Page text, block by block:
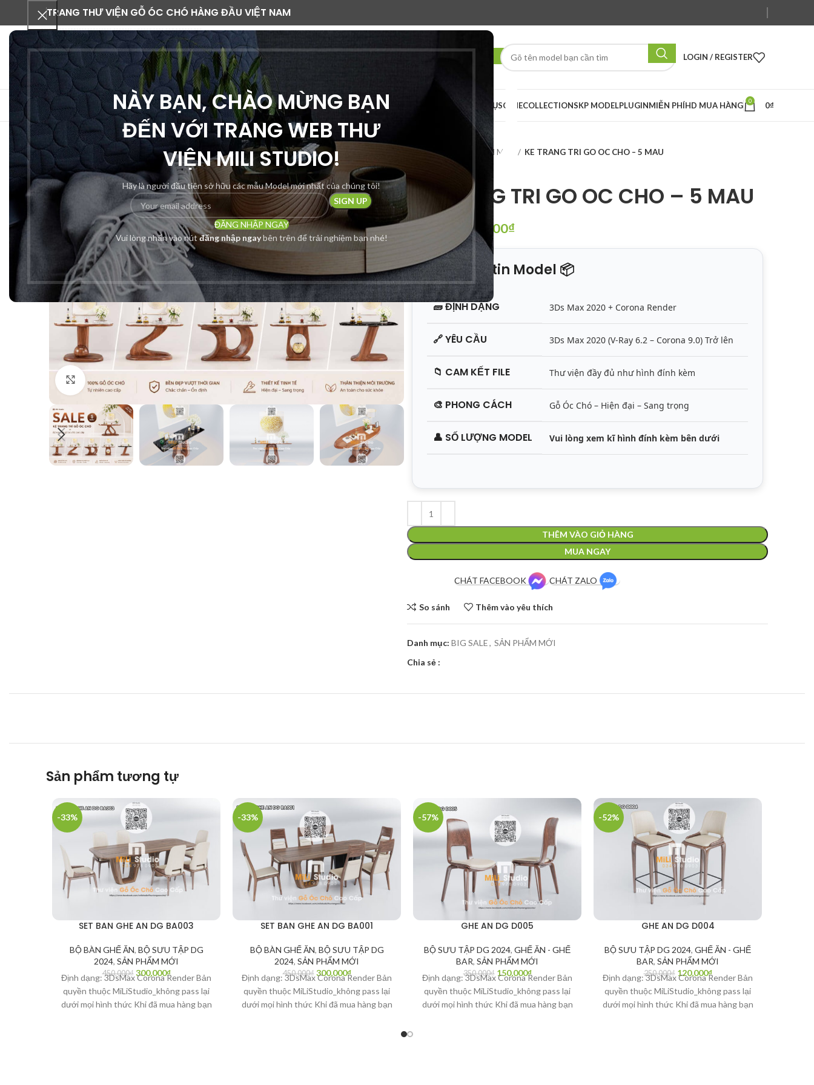
NÀY BẠN, CHÀO MỪNG BẠN
ĐẾN VỚI TRANG WEB THƯ
VIỆN MILI STUDIO!
Hãy là người đầu tiên sở hữu các mẫu Model mới nhất của chúng tôi!
ĐĂNG NHẬP NGAY
Vui lòng nhấn vào nútđăng nhập ngaybên trên để trải nghiệm bạn nhé!
TRANG THƯ VIỆN GỖ ÓC CHÓ HÀNG ĐẦU VIỆT NAM
LOGIN / REGISTER
DANH MỤC SẢN PHẨM AI RENDER DỊCH VỤSCENECOLLECTIONSKP MODELPLUGINMIỄN PHÍHD MUA HÀNG 0 0₫
-63%
Click to enlarge
Trang chủ SẢN PHẨM MỚI KE TRANG TRI GO OC CHO – 5 MAU
KE TRANG TRI GO OC CHO – 5 MAU
350,000₫
📦 Thông tin Model 📦
🧱ĐỊNH DẠNG 3Ds Max 2020 + Corona Render
🔗YÊU CẦU 3Ds Max 2020 (V-Ray 6.2 – Corona 9.0) Trở lên
📁 CAM KẾT FILE Thư viện đầy đủ như hình đính kèm
🎨 PHONG CÁCH Gỗ Óc Chó – Hiện đại – Sang trọng
👤 SỐ LƯỢNG MODEL Vui lòng xem kĩ hình đính kèm bên dưới
THÊM VÀO GIỎ HÀNG
MUA NGAY
CHÁT FACEBOOK CHÁT ZALO
So sánh Thêm vào yêu thích
Danh mục: BIG SALE, SẢN PHẨM MỚI
Chia sẻ :
Sản phẩm tương tự
-33%
SET BAN GHE AN DG BA003
BỘ BÀN GHẾ ĂN, BỘ SƯU TẬP DG
2024, SẢN PHẨM MỚI
450,000₫ 300,000₫
Định dạng: 3DsMax Corona Render Bản
quyền thuộc MiLiStudio_không pass lại
dưới mọi hình thức Khi đã mua hàng bạn
-33%
SET BAN GHE AN DG BA001
BỘ BÀN GHẾ ĂN, BỘ SƯU TẬP DG
2024, SẢN PHẨM MỚI
450,000₫ 300,000₫
Định dạng: 3DsMax Corona Render Bản
quyền thuộc MiLiStudio_không pass lại
dưới mọi hình thức Khi đã mua hàng bạn
-57%
GHE AN DG D005
BỘ SƯU TẬP DG 2024, GHẾ ĂN - GHẾ
BAR, SẢN PHẨM MỚI
350,000₫ 150,000₫
Định dạng: 3DsMax Corona Render Bản
quyền thuộc MiLiStudio_không pass lại
dưới mọi hình thức Khi đã mua hàng bạn
-52%
GHE AN DG D004
BỘ SƯU TẬP DG 2024, GHẾ ĂN - GHẾ
BAR, SẢN PHẨM MỚI
250,000₫ 120,000₫
Định dạng: 3DsMax Corona Render Bản
quyền thuộc MiLiStudio_không pass lại
dưới mọi hình thức Khi đã mua hàng bạn